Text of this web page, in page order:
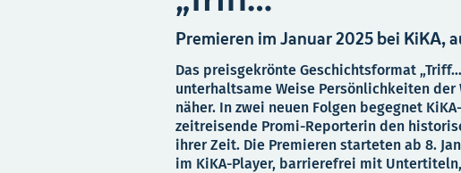
Premieren im Januar 2025 bei KiKA,
Das preisgekrönte Geschichtsformat
unterhaltsame Weise Persönlichkeiten
näher. In zwei neuen Folgen begegnet
zeitreisende Promi-Reporterin den
ihrer Zeit. Die Premieren starteten ab 8.
im KiKA-Player, barrierefrei mit